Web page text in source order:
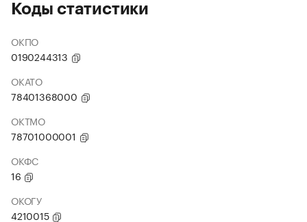
Коды статистики
ОКПО
0190244313
ОКАТО
78401368000
ОКТМО
78701000001
ОКФС
16
ОКОГУ
4210015